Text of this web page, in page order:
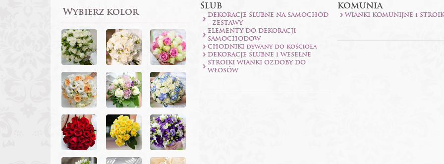
Wybierz kolor
ŚLUB
DEKORACJE ŚLUBNE NA SAMOCHÓD
- ZESTAWY
ELEMENTY DO DEKORACJI
SAMOCHODÓW
CHODNIKI dywany do kościoła
DEKORACJE ŚLUBNE i WESELNE
STROIKI WIANKI OZDOBY DO
WŁOSÓW
KOMUNIA
WIANKI KOMUNIJNE i